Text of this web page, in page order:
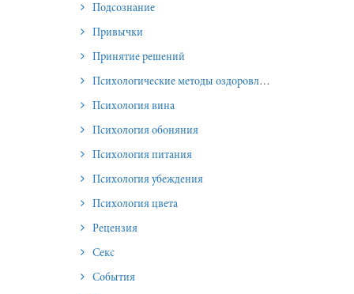
Подсознание
Привычки
Принятие решений
Психологические методы оздоровления и омоложения
Психология вина
Психология обоняния
Психология питания
Психология убеждения
Психология цвета
Рецензия
Секс
События